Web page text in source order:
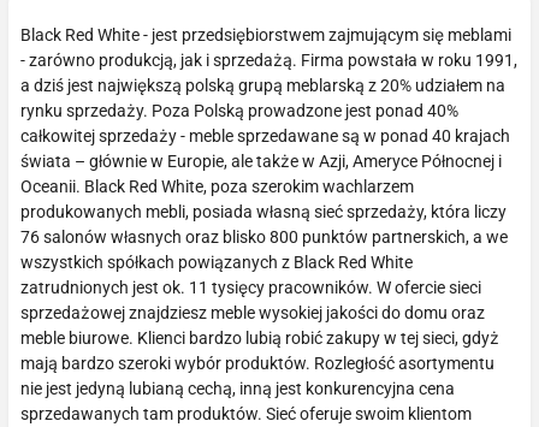
Black Red White - jest przedsiębiorstwem zajmującym się meblami
- zarówno produkcją, jak i sprzedażą. Firma powstała w roku 1991,
a dziś jest największą polską grupą meblarską z 20% udziałem na
rynku sprzedaży. Poza Polską prowadzone jest ponad 40%
całkowitej sprzedaży - meble sprzedawane są w ponad 40 krajach
świata – głównie w Europie, ale także w Azji, Ameryce Północnej i
Oceanii. Black Red White, poza szerokim wachlarzem
produkowanych mebli, posiada własną sieć sprzedaży, która liczy
76 salonów własnych oraz blisko 800 punktów partnerskich, a we
wszystkich spółkach powiązanych z Black Red White
zatrudnionych jest ok. 11 tysięcy pracowników. W ofercie sieci
sprzedażowej znajdziesz meble wysokiej jakości do domu oraz
meble biurowe. Klienci bardzo lubią robić zakupy w tej sieci, gdyż
mają bardzo szeroki wybór produktów. Rozległość asortymentu
nie jest jedyną lubianą cechą, inną jest konkurencyjna cena
sprzedawanych tam produktów. Sieć oferuje swoim klientom